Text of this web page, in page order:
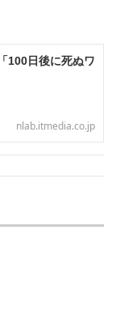
100日後に死ぬワ
nlab.itmedia.co.jp